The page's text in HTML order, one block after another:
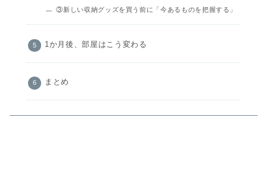
③新しい収納グッズを買う前に「今あるものを把握する」
1か月後、部屋はこう変わる
まとめ